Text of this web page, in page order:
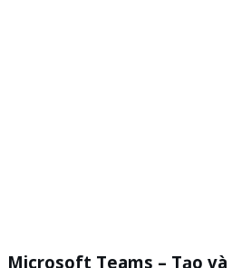
Microsoft Teams – Tạo